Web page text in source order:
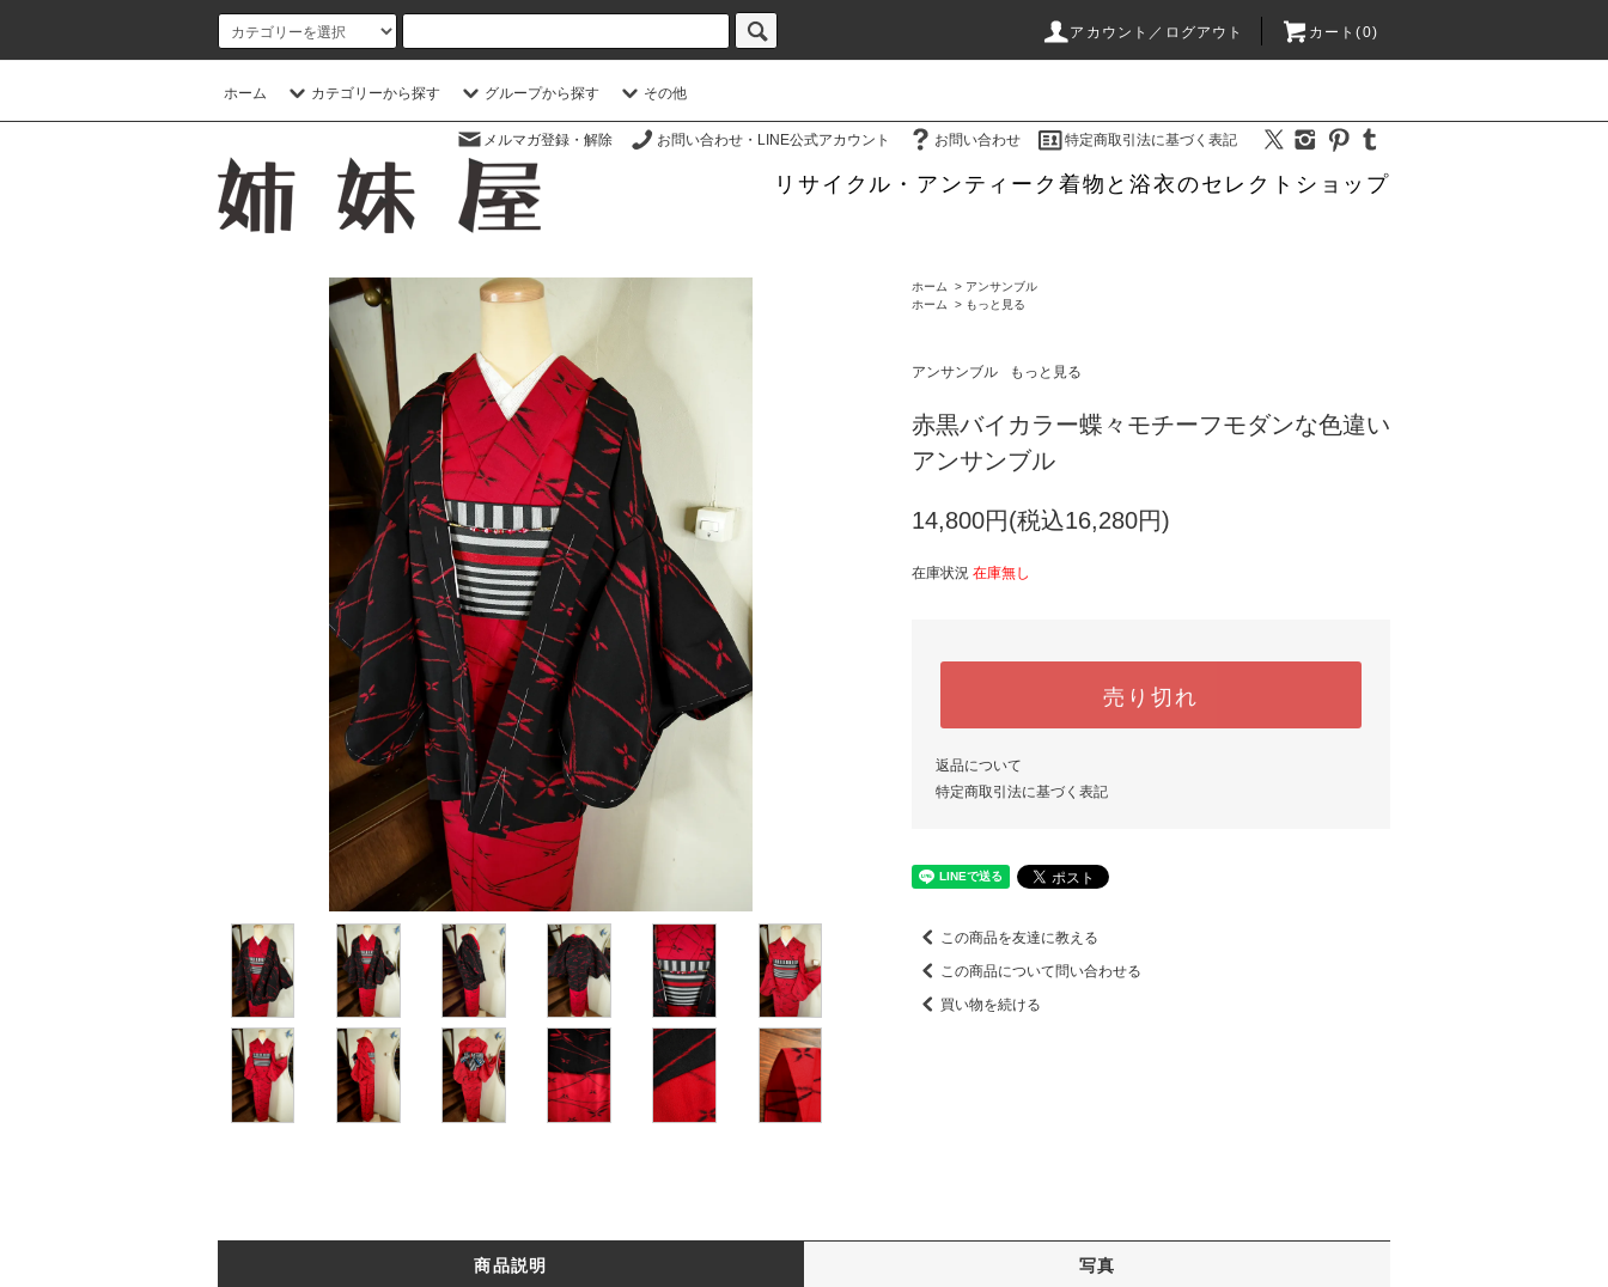
アカウント／ログアウト カート(0)
ホーム カテゴリーから探す グループから探す その他
メルマガ登録・解除 お問い合わせ・LINE公式アカウント お問い合わせ 特定商取引法に基づく表記
リサイクル・アンティーク着物と浴衣のセレクトショップ
ホーム > アンサンブル
ホーム
> もっと見る
アンサンブル もっと見る
赤黒バイカラー蝶々モチーフモダンな色違い
アンサンブル
14,800円(税込16,280円)
在庫状況 在庫無し
売り切れ
返品について
特定商取引法に基づく表記
この商品を友達に教える
この商品について問い合わせる
買い物を続ける
商品説明 写真